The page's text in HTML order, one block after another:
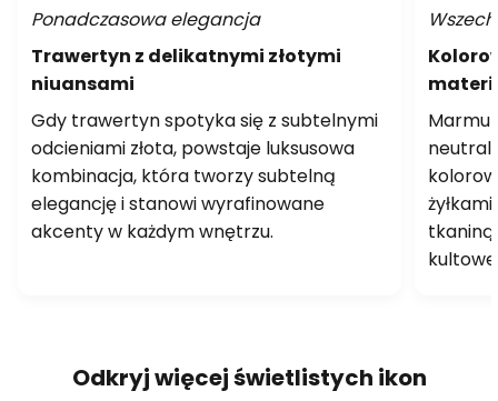
Ponadczasowa elegancja
Trawertyn z delikatnymi złotymi
niuansami
Gdy trawertyn spotyka się z subtelnymi
odcieniami złota, powstaje luksusowa
kombinacja, która tworzy subtelną
elegancję i stanowi wyrafinowane
akcenty w każdym wnętrzu.
Odkryj więcej świetlistych ikon